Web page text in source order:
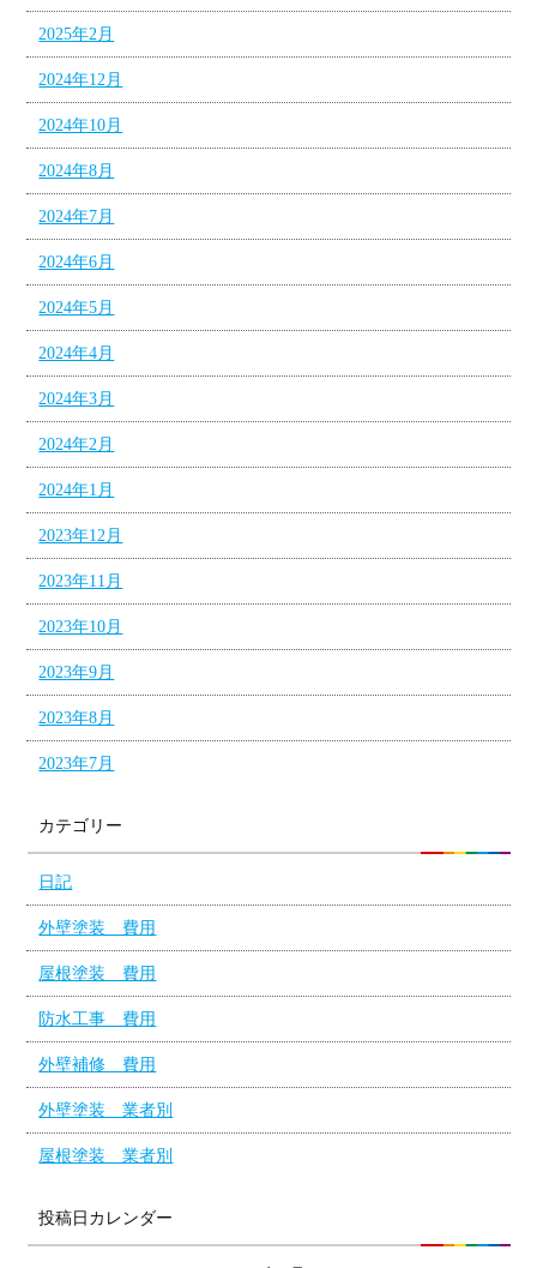
2025年2月
2024年12月
2024年10月
2024年8月
2024年7月
2024年6月
2024年5月
2024年4月
2024年3月
2024年2月
2024年1月
2023年12月
2023年11月
2023年10月
2023年9月
2023年8月
2023年7月
カテゴリー
日記
外壁塗装 費用
屋根塗装 費用
防水工事 費用
外壁補修 費用
外壁塗装 業者別
屋根塗装 業者別
投稿日カレンダー